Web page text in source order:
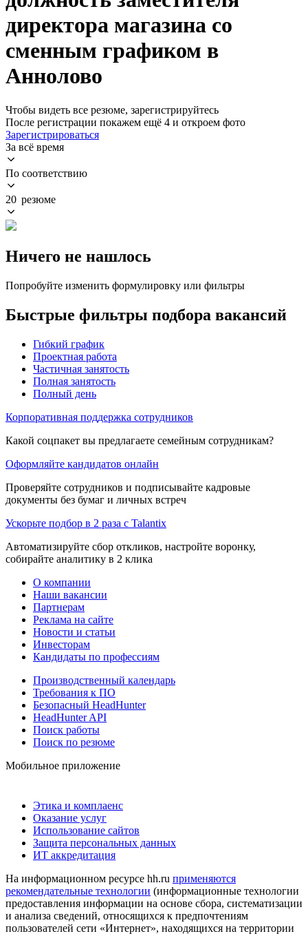
директора магазина со
сменным графиком в
Аннолово
Чтобы видеть все резюме, зарегистрируйтесь
После регистрации покажем ещё 4 и откроем фото
Зарегистрироваться
За всё время
По соответствию
20 резюме
Ничего не нашлось
Попробуйте изменить формулировку или фильтры
Быстрые фильтры подбора вакансий
Гибкий график
Проектная работа
Частичная занятость
Полная занятость
Полный день
Корпоративная поддержка сотрудников
Какой соцпакет вы предлагаете семейным сотрудникам?
Оформляйте кандидатов онлайн
Проверяйте сотрудников и подписывайте кадровые
документы без бумаг и личных встреч
Ускорьте подбор в 2 раза с Talantix
Автоматизируйте сбор откликов, настройте воронку,
собирайте аналитику в 2 клика
О компании
Наши вакансии
Партнерам
Реклама на сайте
Новости и статьи
Инвесторам
Кандидаты по профессиям
Производственный календарь
Требования к ПО
Безопасный HeadHunter
HeadHunter API
Поиск работы
Поиск по резюме
Мобильное приложение
Этика и комплаенс
Оказание услуг
Использование сайтов
Защита персональных данных
ИТ аккредитация
На информационном ресурсе hh.ru применяются
рекомендательные технологии (информационные технологии
предоставления информации на основе сбора, систематизации
и анализа сведений, относящихся к предпочтениям
пользователей сети «Интернет», находящихся на территории